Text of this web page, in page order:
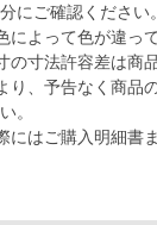
にご確認ください。
によって色が違っ
の寸法許容差は商
り、予告なく商品
。
にはご購入明細書